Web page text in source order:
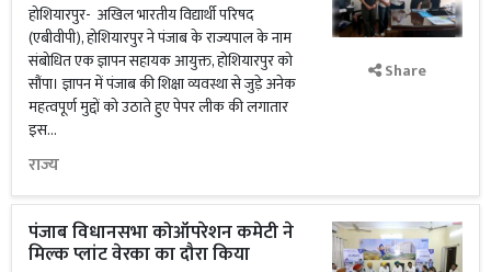
होशियारपुर- अखिल भारतीय विद्यार्थी परिषद
(एबीवीपी), होशियारपुर ने पंजाब के राज्यपाल के नाम
संबोधित एक ज्ञापन सहायक आयुक्त, होशियारपुर को
सौंपा। ज्ञापन में पंजाब की शिक्षा व्यवस्था से जुड़े अनेक
महत्वपूर्ण मुद्दों को उठाते हुए पेपर लीक की लगातार
इस...
राज्य
Share
पंजाब विधानसभा कोऑपरेशन कमेटी ने
मिल्क प्लांट वेरका का दौरा किया